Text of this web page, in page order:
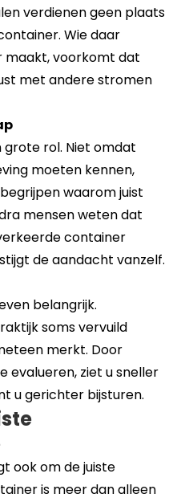
verdienen geen plaats
Wie daar
maakt, voorkomt dat
met andere stromen
grote rol. Niet omdat
moeten kennen,
waarom juist
mensen weten dat
container
de aandacht vanzelf.
belangrijk.
soms vervuild
merkt. Door
evalueren, ziet u sneller
u gerichter bijsturen.
ook om de juiste
is meer dan alleen